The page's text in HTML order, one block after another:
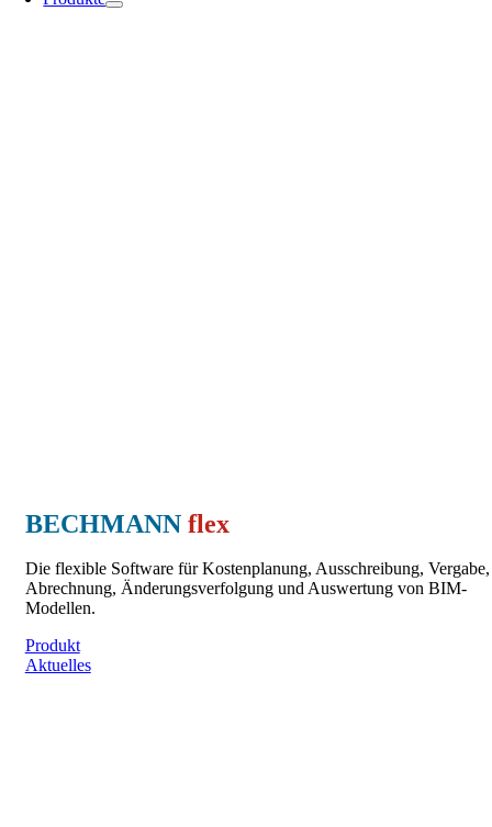
BECHMANN flex
Die flexible Software für Kostenplanung, Ausschreibung, Vergabe,
Abrechnung, Änderungsverfolgung und Auswertung von BIM-
Modellen.
Produkt
Aktuelles